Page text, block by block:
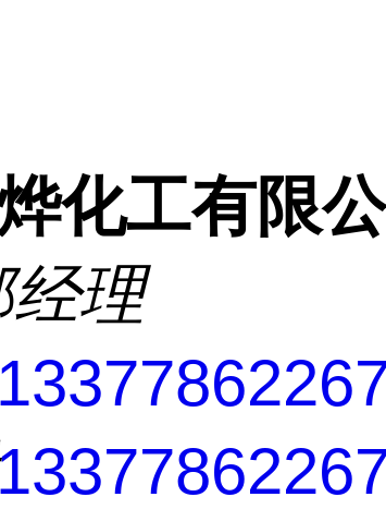
化工有限
经理